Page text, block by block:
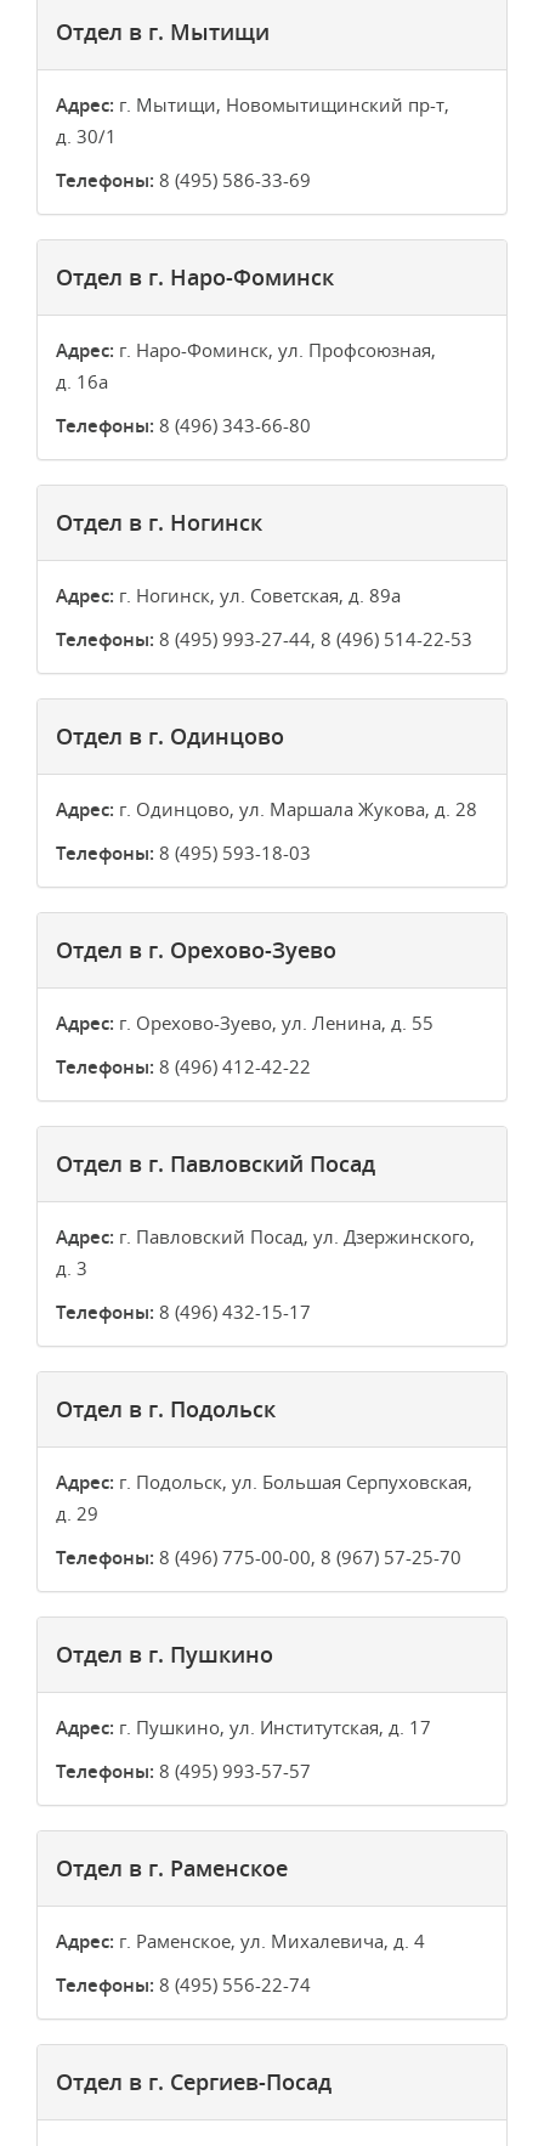
Отдел в г. Мытищи
Адрес: г. Мытищи, Новомытищинский пр-т,
д. 30/1
Телефоны: 8 (495) 586-33-69
Отдел в г. Наро-Фоминск
Адрес: г. Наро-Фоминск, ул. Профсоюзная,
д. 16а
Телефоны: 8 (496) 343-66-80
Отдел в г. Ногинск
Адрес: г. Ногинск, ул. Советская, д. 89а
Телефоны: 8 (495) 993-27-44, 8 (496) 514-22-53
Отдел в г. Одинцово
Адрес: г. Одинцово, ул. Маршала Жукова, д. 28
Телефоны: 8 (495) 593-18-03
Отдел в г. Орехово-Зуево
Адрес: г. Орехово-Зуево, ул. Ленина, д. 55
Телефоны: 8 (496) 412-42-22
Отдел в г. Павловский Посад
Адрес: г. Павловский Посад, ул. Дзержинского,
д. 3
Телефоны: 8 (496) 432-15-17
Отдел в г. Подольск
Адрес: г. Подольск, ул. Большая Серпуховская,
д. 29
Телефоны: 8 (496) 775-00-00, 8 (967) 57-25-70
Отдел в г. Пушкино
Адрес: г. Пушкино, ул. Институтская, д. 17
Телефоны: 8 (495) 993-57-57
Отдел в г. Раменское
Адрес: г. Раменское, ул. Михалевича, д. 4
Телефоны: 8 (495) 556-22-74
Отдел в г. Сергиев-Посад